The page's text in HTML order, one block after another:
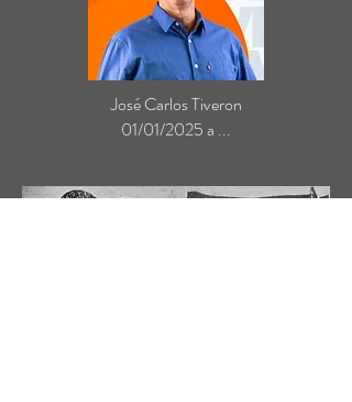
José Carlos Tiveron
01/01/2025 a ...